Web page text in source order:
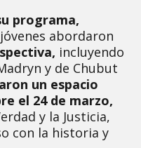
programa,
abordaron
incluyendo
y de Chubut
un espacio
el 24 de marzo,
y la Justicia,
con la historia y